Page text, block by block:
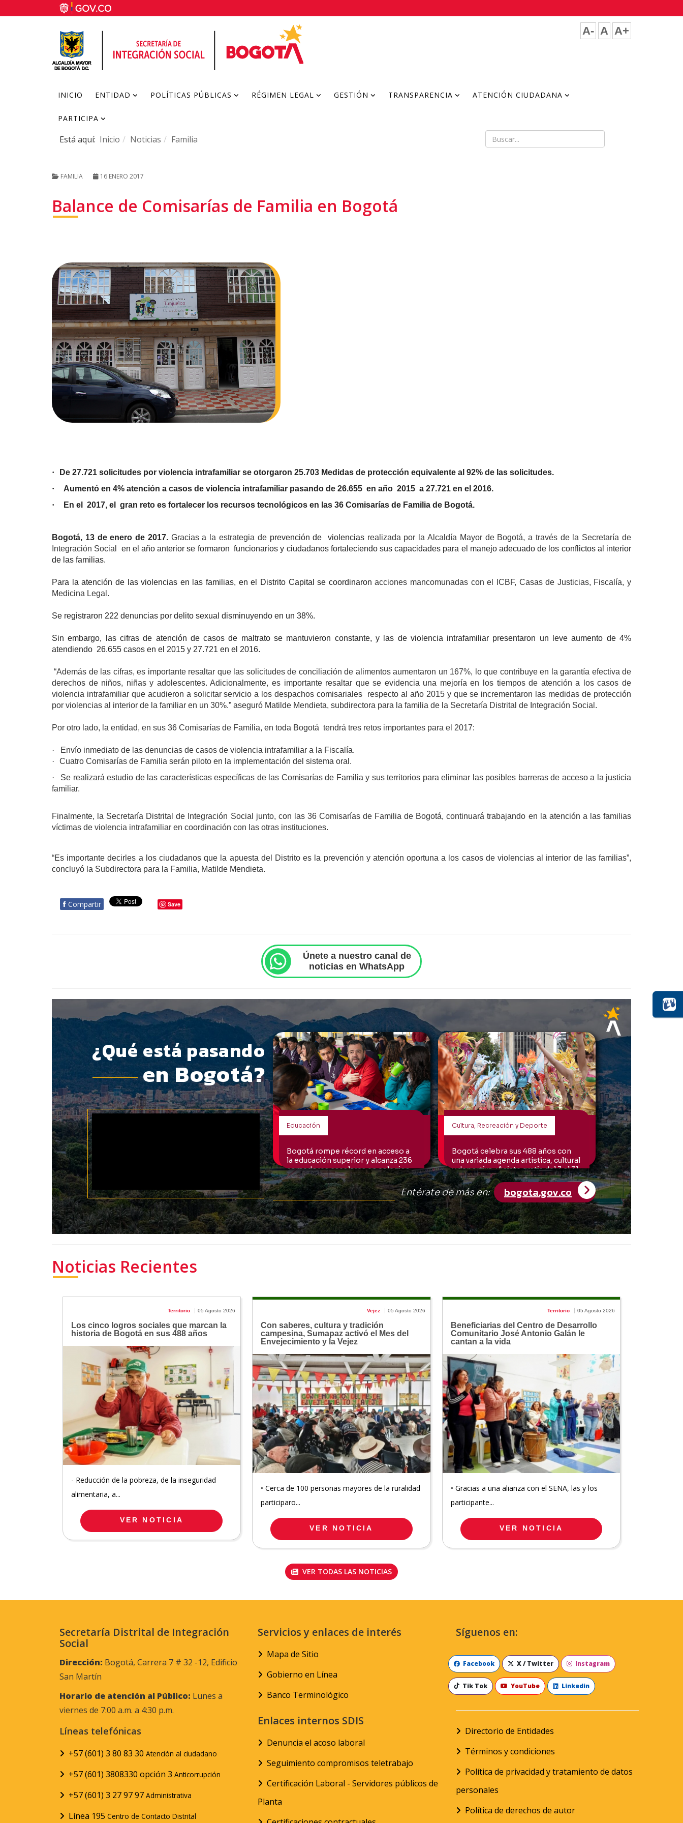
A- A A+
INICIO ENTIDAD POLÍTICAS PÚBLICAS RÉGIMEN LEGAL GESTIÓN TRANSPARENCIA ATENCIÓN CIUDADANA
PARTICIPA
Está aquí: Inicio Noticias Familia
FAMILIA 16 ENERO 2017
Balance de Comisarías de Familia en Bogotá
·
De 27.721 solicitudes por violencia intrafamiliar se otorgaron 25.703 Medidas de protección equivalente al 92% de las solicitudes.
·
Aumentó en 4% atención a casos de violencia intrafamiliar pasando de 26.655 en año 2015 a 27.721 en el 2016.
·
En el 2017, el gran reto es fortalecer los recursos tecnológicos en las 36 Comisarías de Familia de Bogotá.
Bogotá, 13 de enero de 2017. Gracias a la estrategia deprevención de violenciasrealizada por la Alcaldía Mayor de Bogotá, a través de la Secretaría de
Integración Social
en el año anterior se formaron funcionarios y ciudadanos fortaleciendo sus capacidades para el manejo adecuado de los conflictos al interior
de las familias.
Para la atención de las violencias en las familias, en el Distrito Capital se coordinaronacciones mancomunadas con el ICBF, Casas de Justicias, Fiscalía, y
Medicina Legal.
Se registraron 222 denuncias por delito sexual disminuyendo en un 38%.
Sin embargo, las cifras de atención de casos de maltrato se mantuvieron constante, y las de violencia intrafamiliar presentaron un leve aumento de 4%
atendiendo 26.655 casos en el 2015 y 27.721 en el 2016.
“Además de las cifras, es importante resaltar que las solicitudes de conciliación de alimentos aumentaron un 167%, lo que contribuye en la garantía efectiva de
derechos de niños, niñas y adolescentes. Adicionalmente, es importante resaltar que se evidencia una mejoría en los tiempos de atención a los casos de
violencia intrafamiliar que acudieron a solicitar servicio a los despachos comisariales respecto al año 2015 y que se incrementaron las medidas de protección
por violencias al interior de la familiar en un 30%.” aseguró Matilde Mendieta, subdirectora para la familia de la Secretaría Distrital de Integración Social.
Por otro lado, la entidad, en sus 36 Comisarías de Familia, en toda Bogotá tendrá tres retos importantes para el 2017:
·
Envío inmediato de las denuncias de casos de violencia intrafamiliar a la Fiscalía.
·
Cuatro Comisarías de Familia serán piloto en la implementación del sistema oral.
·
Se realizará estudio de las características específicas de las Comisarías de Familia y sus territorios para eliminar las posibles barreras de acceso a la justicia
familiar.
Finalmente, la Secretaría Distrital de Integración Social junto, con las 36 Comisarías de Familia de Bogotá, continuará trabajando en la atención a las familias
víctimas de violencia intrafamiliar en coordinación con las otras instituciones.
“Es importante decirles a los ciudadanos que la apuesta del Distrito es la prevención y atención oportuna a los casos de violencias al interior de las familias”,
concluyó la Subdirectora para la Familia, Matilde Mendieta.
f Compartir Save
Únete a nuestro canal de
noticias en WhatsApp
Noticias Recientes
Territorio 05 Agosto 2026
Los cinco logros sociales que marcan la
historia de Bogotá en sus 488 años
- Reducción de la pobreza, de la inseguridad
alimentaria, a...
VER NOTICIA
Vejez 05 Agosto 2026
Con saberes, cultura y tradición
campesina, Sumapaz activó el Mes del
Envejecimiento y la Vejez
• Cerca de 100 personas mayores de la ruralidad
participaro...
VER NOTICIA
Territorio 05 Agosto 2026
Beneficiarias del Centro de Desarrollo
Comunitario José Antonio Galán le
cantan a la vida
• Gracias a una alianza con el SENA, las y los
participante...
VER NOTICIA
VER TODAS LAS NOTICIAS
Secretaría Distrital de Integración
Social
Dirección: Bogotá, Carrera 7 # 32 -12, Edificio
San Martín
Horario de atención al Público: Lunes a
viernes de 7:00 a.m. a 4:30 p.m.
Líneas telefónicas
+57 (601) 3 80 83 30 Atención al ciudadano
+57 (601) 3808330 opción 3 Anticorrupción
+57 (601) 3 27 97 97 Administrativa
Línea 195 Centro de Contacto Distrital
Servicios y enlaces de interés
Mapa de Sitio
Gobierno en Línea
Banco Terminológico
Enlaces internos SDIS
Denuncia el acoso laboral
Seguimiento compromisos teletrabajo
Certificación Laboral - Servidores públicos de
Planta
Síguenos en:
Facebook X / Twitter Instagram
Tik Tok YouTube Linkedin
Directorio de Entidades
Términos y condiciones
Política de privacidad y tratamiento de datos
personales
Política de derechos de autor